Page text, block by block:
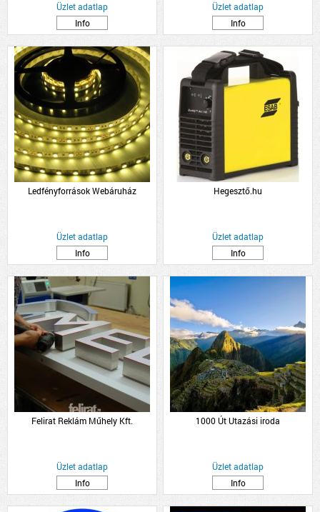
Üzlet adatlap
Info
Üzlet adatlap
Info
Ledfényforrások Webáruház
Üzlet adatlap
Info
Hegesztő.hu
Üzlet adatlap
Info
Felirat Reklám Műhely Kft.
Üzlet adatlap
Info
1000 Út Utazási iroda
Üzlet adatlap
Info